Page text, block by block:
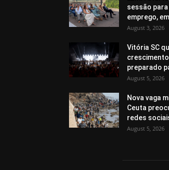
sessão
emprego,
August 3, 2026
Vitória SC
preparado
August 5, 2026
Nova vaga
Ceuta
redes
August 5, 2026